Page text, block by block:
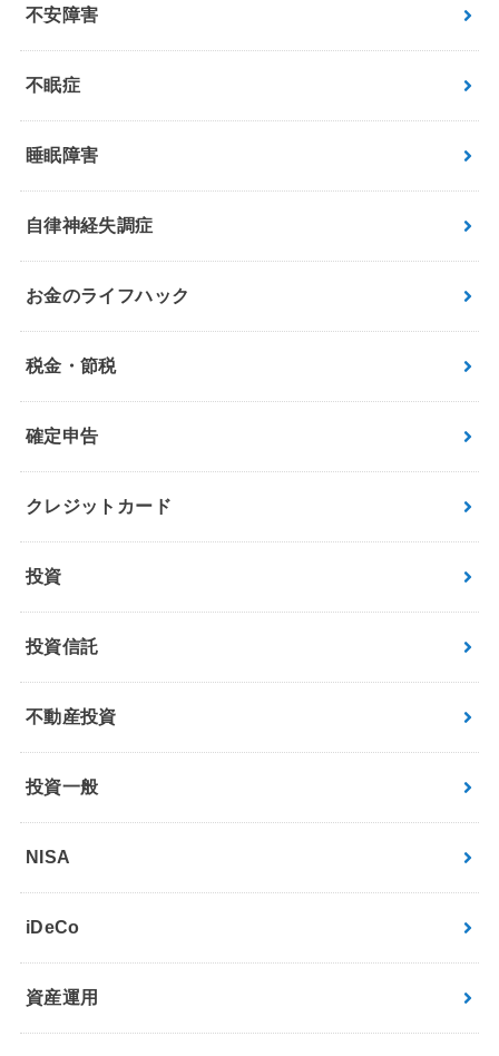
不安障害
不眠症
睡眠障害
自律神経失調症
お金のライフハック
税金・節税
確定申告
クレジットカード
投資
投資信託
不動産投資
投資一般
NISA
iDeCo
資産運用